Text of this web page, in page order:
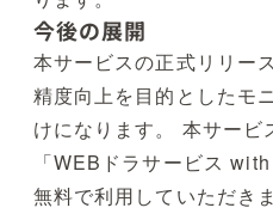
今後の展開
本サービスの正式リリー
精度向上を目的としたモ
けになります。 本サービ
「WEBドラサービス
無料で利用していただき